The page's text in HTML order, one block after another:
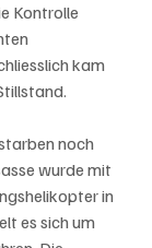
Kontrolle
kam
noch
wurde mit
in
es sich um